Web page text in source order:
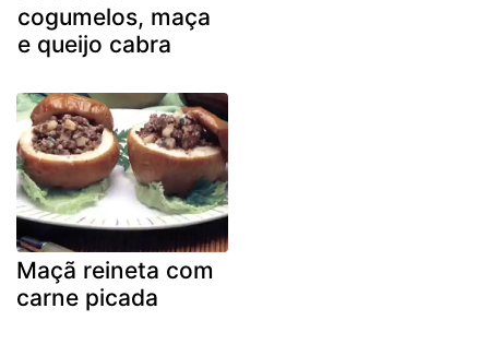
cogumelos, maça
e queijo cabra
Maçã reineta com
carne picada